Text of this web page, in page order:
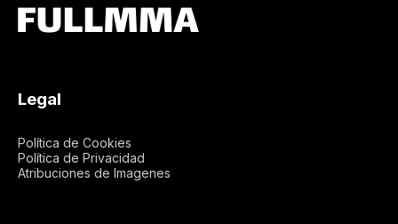
Legal
Política de Cookies
Política de Privacidad
Atribuciones de Imagenes